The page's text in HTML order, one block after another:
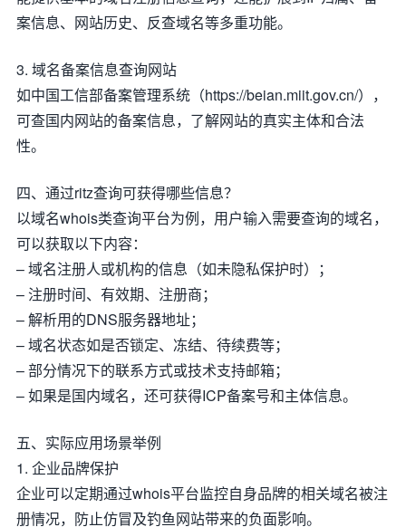
案信息、网站历史、反查域名等多重功能。
3. 域名备案信息查询网站
如中国工信部备案管理系统（https://beian.miit.gov.cn/），
可查国内网站的备案信息，了解网站的真实主体和合法
性。
四、通过ritz查询可获得哪些信息？
以域名whois类查询平台为例，用户输入需要查询的域名，
可以获取以下内容：
– 域名注册人或机构的信息（如未隐私保护时）；
– 注册时间、有效期、注册商；
– 解析用的DNS服务器地址；
– 域名状态如是否锁定、冻结、待续费等；
– 部分情况下的联系方式或技术支持邮箱；
– 如果是国内域名，还可获得ICP备案号和主体信息。
五、实际应用场景举例
1. 企业品牌保护
企业可以定期通过whois平台监控自身品牌的相关域名被注
册情况，防止仿冒及钓鱼网站带来的负面影响。